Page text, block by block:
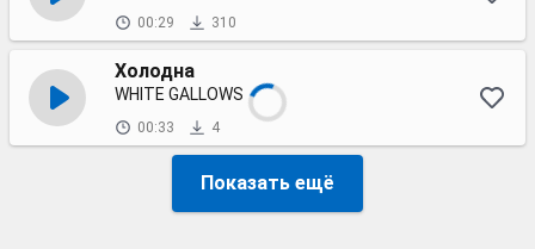
00:29 310
Холодна
WHITE GALLOWS
00:33 4
Показать ещё